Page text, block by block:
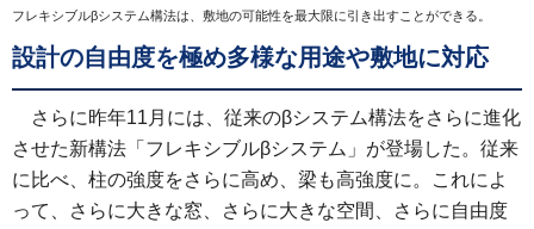
フレキシブルβシステム構法は、敷地の可能性を最大限に引き出すことができる。
設計の自由度を極め多様な用途や敷地に対応
さらに昨年11月には、従来のβシステム構法をさらに進化
させた新構法「フレキシブルβシステム」が登場した。従来
に比べ、柱の強度をさらに高め、梁も高強度に。これによ
って、さらに大きな窓、さらに大きな空間、さらに自由度